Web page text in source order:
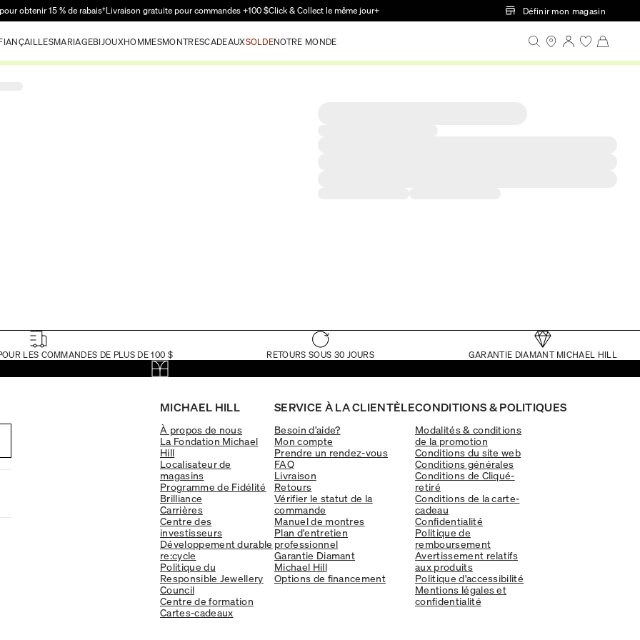
Passer au contenu principal
obtenir 15 % de rabais†Livraison gratuite pour commandes +100 $Click & Collect le même jour+ Définir mon magasin
MARIAGEBIJOUXHOMMESMONTRESCADEAUXSOLDENOTRE MONDE
LES COMMANDES DE PLUS DE 100 $ RETOURS SOUS 30 JOURS GARANTIE DIAMANT MICHAEL HILL
MICHAEL HILL
À propos de nous
La Fondation Michael
Hill
Localisateur de
magasins
Programme de Fidélité
Brilliance
Carrières
Centre des
investisseurs
Développement durable
re:cycle
Politique du
Responsible Jewellery
Council
Centre de formation
Cartes-cadeaux
SERVICE À LA CLIENTÈLE
Besoin d'aide?
Mon compte
Prendre un rendez-vous
FAQ
Livraison
Retours
Vérifier le statut de la
commande
Manuel de montres
Plan d'entretien
professionnel
Garantie Diamant
Michael Hill
Options de financement
CONDITIONS & POLITIQUES
Modalités & conditions
de la promotion
Conditions du site web
Conditions générales
Conditions de Cliqué-
retiré
Conditions de la carte-
cadeau
Confidentialité
Politique de
remboursement
Avertissement relatifs
aux produits
Politique d'accessibilité
Mentions légales et
confidentialité